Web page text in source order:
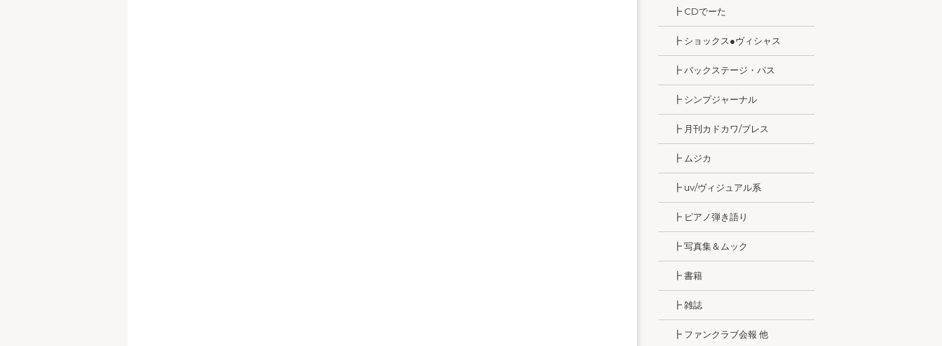
┣ CDでーた
┣ ショックス●ヴィシャス
┣ バックステージ・パス
┣ シンプジャーナル
┣ 月刊カドカワ/ブレス
┣ ムジカ
┣ uv/ヴィジュアル系
┣ ピアノ弾き語り
┣ 写真集＆ムック
┣ 書籍
┣ 雑誌
┣ ファンクラブ会報 他